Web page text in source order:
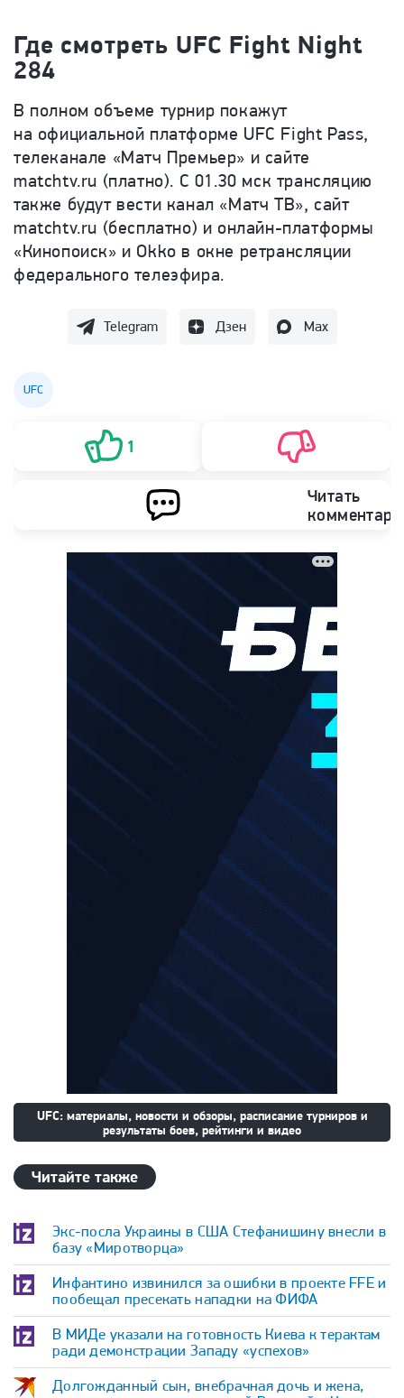
Где смотреть UFC Fight Night
284
В полном объеме турнир покажут
на официальной платформе UFC Fight Pass,
телеканале «Матч Премьер» и сайте
matchtv.ru (платно). С 01.30 мск трансляцию
также будут вести канал «Матч ТВ», сайт
matchtv.ru (бесплатно) и онлайн-платформы
«Кинопоиск» и Okko в окне ретрансляции
федерального телеэфира.
Telegram Дзен Max
UFC
1
Читать
UFC: материалы, новости и обзоры, расписание турниров и
результаты боев, рейтинги и видео
Читайте также
Экс-посла Украины в США Стефанишину внесли в
базу «Миротворца»
Инфантино извинился за ошибки в проекте FFE и
пообещал пресекать нападки на ФИФА
В МИДе указали на готовность Киева к терактам
ради демонстрации Западу «успехов»
Долгожданный сын, внебрачная дочь и жена,